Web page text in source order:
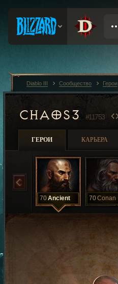
CHAOS3 #11753
ГЕРОИ КАРЬЕРА
70Ancient 70Conan
Diablo III Сообщество Герои